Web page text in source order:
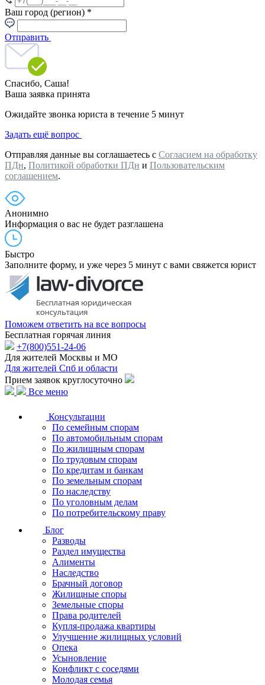
Ваш город (регион) *
Отправить
Спасибо, Саша!
Ваша заявка принята
Ожидайте звонка юриста в течение 5 минут
Задать ещё вопрос
Отправляя данные вы соглашаетесь с Согласием на обработку
ПДн, Политикой обработки ПДн и Пользовательским
соглашением.
Анонимно
Информация о вас не будет разглашена
Быстро
Заполните форму, и уже через 5 минут с вами свяжется юрист
Поможем ответить на все вопросы
Бесплатная горячая линия
+7(800)551-24-06
Для жителей Москвы и МО
Для жителей Спб и области
Прием заявок круглосуточно
Все меню
Консультации
По семейным спорам
По автомобильным спорам
По жилищным спорам
По трудовым спорам
По кредитам и банкам
По земельным спорам
По наследству
По уголовным делам
По потребительскому праву
Блог
Разводы
Раздел имущества
Алименты
Наследство
Брачный договор
Жилищные споры
Земельные споры
Права родителей
Купля-продажа квартиры
Улучшение жилищных условий
Опека
Усыновление
Конфликт с соседями
Молодая семья